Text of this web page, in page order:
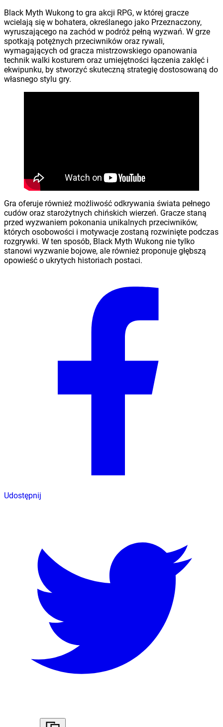
Black Myth Wukong to gra akcji RPG, w której gracze
wcielają się w bohatera, określanego jako Przeznaczony,
wyruszającego na zachód w podróż pełną wyzwań. W grze
spotkają potężnych przeciwników oraz rywali,
wymagających od gracza mistrzowskiego opanowania
technik walki kosturem oraz umiejętności łączenia zaklęć i
ekwipunku, by stworzyć skuteczną strategię dostosowaną do
własnego stylu gry.
Gra oferuje również możliwość odkrywania świata pełnego
cudów oraz starożytnych chińskich wierzeń. Gracze staną
przed wyzwaniem pokonania unikalnych przeciwników,
których osobowości i motywacje zostaną rozwinięte podczas
rozgrywki. W ten sposób, Black Myth Wukong nie tylko
stanowi wyzwanie bojowe, ale również proponuje głębszą
opowieść o ukrytych historiach postaci.
Udostępnij